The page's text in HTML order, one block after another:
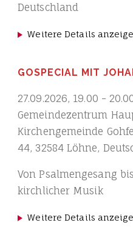
Deutschland
Weitere Details
GOSPECIAL MIT
27.09.2026, 19.00 -
Gemeindezentrum
Kirchengemeinde
44, 32584 Löhne,
Von Psalmengesang
kirchlicher Musik
Weitere Details